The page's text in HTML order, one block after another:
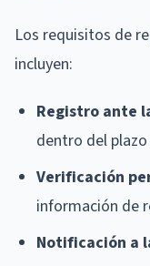
Los requisitos de
incluyen:
Registro ante
dentro del
Verificación
información de
Notificación a